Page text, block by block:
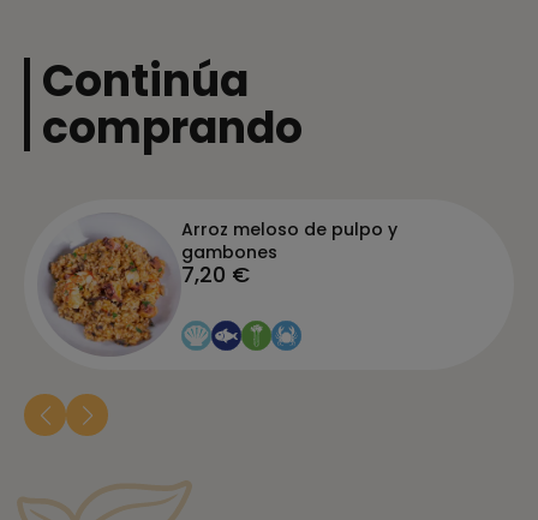
Continúa
comprando
Arroz meloso de pulpo y
gambones
7,20 €